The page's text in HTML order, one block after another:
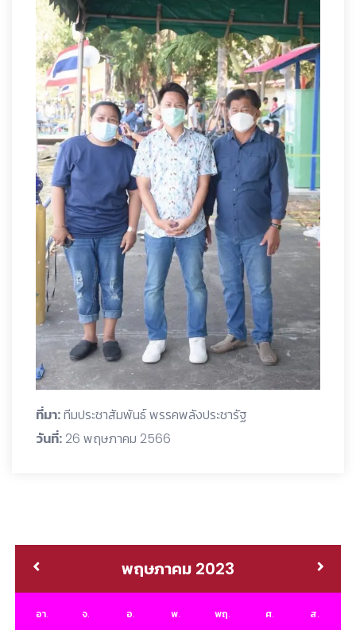
ที่มา:ทีมประชาสัมพันธ์ พรรคพลังประชารัฐ
วันที่: 26 พฤษภาคม 2566
พฤษภาคม 2023
อา. จ. อ. พ. พฤ. ศ. ส.